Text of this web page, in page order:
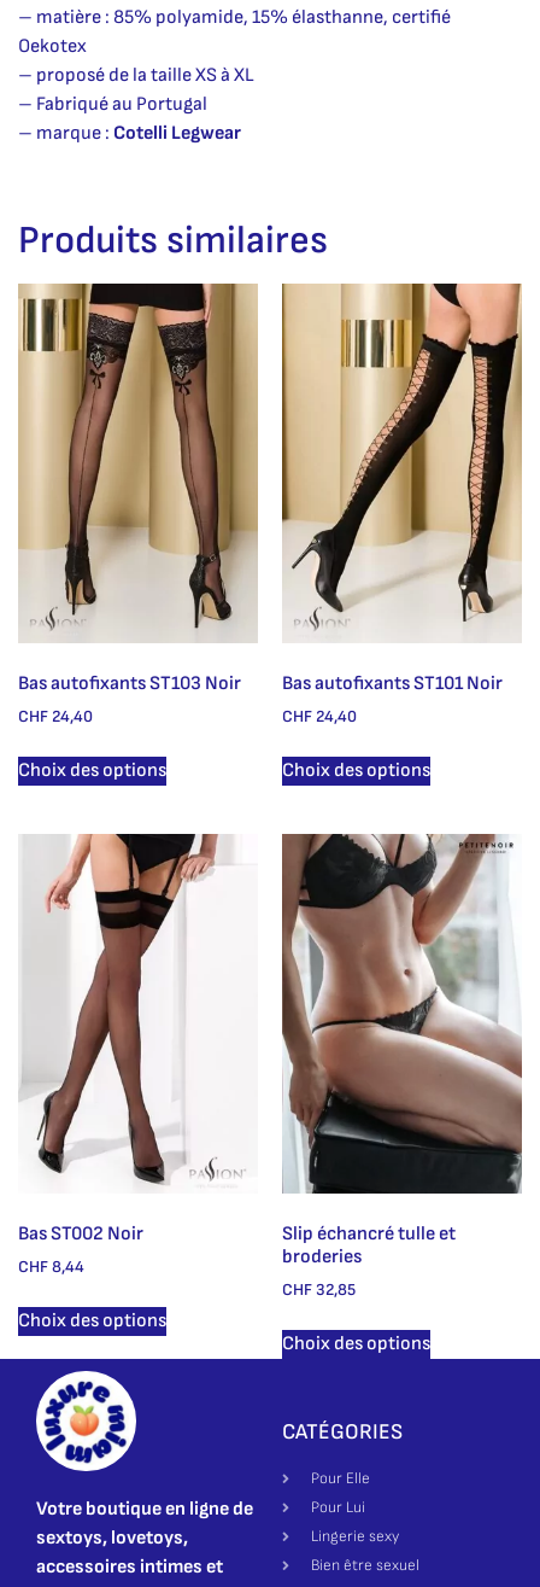
– matière : 85% polyamide, 15% élasthanne, certifié
Oekotex
– proposé de la taille XS à XL
– Fabriqué au Portugal
– marque : Cotelli Legwear
Produits similaires
Bas autofixants ST103 Noir
CHF 24,40
Choix des options
Bas autofixants ST101 Noir
CHF 24,40
Choix des options
Bas ST002 Noir
CHF8,44
Choix des options
Slip échancré tulle et
broderies
CHF 32,85
Choix des options
Votre boutique en ligne de
sextoys, lovetoys,
accessoires intimes et
CATÉGORIES
Pour Elle
Pour Lui
Lingerie sexy
Bien être sexuel